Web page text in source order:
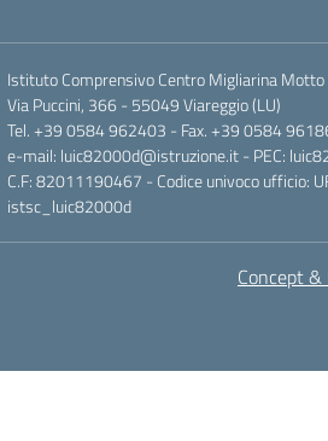
Istituto Comprensivo Centro Migliarina Motto
Via Puccini, 366 - 55049 Viareggio (LU)
Tel. +39 0584 962403 - Fax. +39 0584
e-mail: luic82000d@istruzione.it - PEC:
C.F: 82011190467 - Codice univoco ufficio:
istsc_luic82000d
Concept